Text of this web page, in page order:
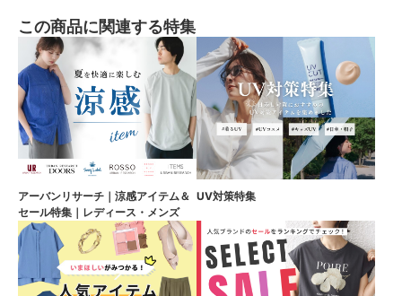
この商品に関連する特集
アーバンリサーチ｜涼感アイテム＆
セール特集｜レディース・メンズ
UV対策特集